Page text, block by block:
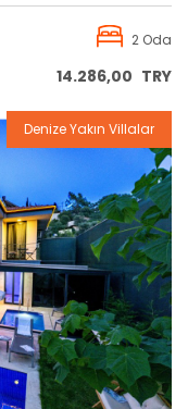
2 Oda
14.286,00 TRY
Denize Yakın Villalar